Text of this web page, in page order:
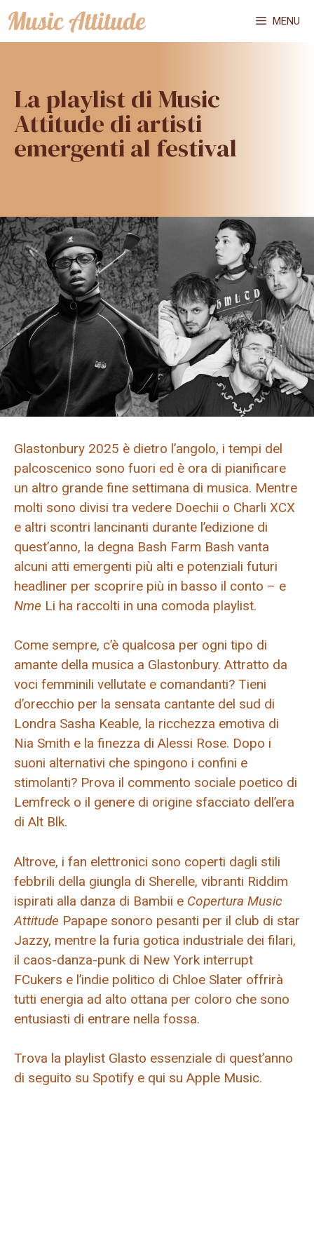
Vai
al
MENU
La playlist di Music
Attitude di artisti
emergenti al festival
Glastonbury 2025 è dietro l’angolo, i tempi del
palcoscenico sono fuori ed è ora di pianificare
un altro grande fine settimana di musica. Mentre
molti sono divisi tra vedere Doechii o Charli XCX
e altri scontri lancinanti durante l’edizione di
quest’anno, la degna Bash Farm Bash vanta
alcuni atti emergenti più alti e potenziali futuri
headliner per scoprire più in basso il conto – e
Nme Li ha raccolti in una comoda playlist.
Come sempre, c’è qualcosa per ogni tipo di
amante della musica a Glastonbury. Attratto da
voci femminili vellutate e comandanti? Tieni
d’orecchio per la sensata cantante del sud di
Londra Sasha Keable, la ricchezza emotiva di
Nia Smith e la finezza di Alessi Rose. Dopo i
suoni alternativi che spingono i confini e
stimolanti? Prova il commento sociale poetico di
Lemfreck o il genere di origine sfacciato dell’era
di Alt Blk.
Altrove, i fan elettronici sono coperti dagli stili
febbrili della giungla di Sherelle, vibranti Riddim
ispirati alla danza di Bambii e Copertura Music
Attitude Papape sonoro pesanti per il club di star
Jazzy, mentre la furia gotica industriale dei filari,
il caos-danza-punk di New York interrupt
FCukers e l’indie politico di Chloe Slater offrirà
tutti energia ad alto ottana per coloro che sono
entusiasti di entrare nella fossa.
Trova la playlist Glasto essenziale di quest’anno
di seguito su Spotify e qui su Apple Music.